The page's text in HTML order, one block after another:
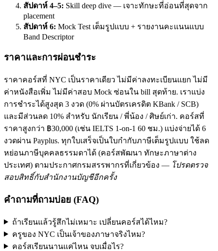
สัปดาห์ 4–5: Skill deep dive — เจาะทักษะที่อ่อนที่สุดจาก
placement
สัปดาห์ 6: Mock Test เต็มรูปแบบ + รายงานคะแนนแบบ
Band Descriptor
ราคาและการผ่อนชำระ
ราคาคอร์สที่ NYC เป็นราคาเดียว ไม่มีค่าลงทะเบียนแยก ไม่มี
ค่าหนังสือเพิ่ม ไม่มีค่าสอบ Mock ซ่อนใน bill สุดท้าย. เราแบ่ง
การชำระได้สูงสุด 3 งวด (0% ผ่านบัตรเครดิต KBank / SCB)
และมีส่วนลด 10% สำหรับ นักเรียน / พี่น้อง / ศิษย์เก่า. คอร์สที่
ราคาสูงกว่า ฿30,000 (เช่น IELTS 1-on-1 60 ชม.) แบ่งจ่ายได้ 6
งวดผ่าน Payplus. ทุกใบเสร็จเป็นใบกำกับภาษีเต็มรูปแบบ ใช้ลด
หย่อนภาษีบุคคลธรรมดาได้ (คอร์สพัฒนา ทักษะภาษาต่าง
ประเทศ) ตามประกาศกรมสรรพากรที่เกี่ยวข้อง — โปรดตรวจ
สอบสิทธิ์กับสำนักงานบัญชีอีกครั้ง
คำถามที่ถามบ่อย (FAQ)
ถ้าเรียนแล้วรู้สึกไม่เหมาะ เปลี่ยนคอร์สได้ไหม?
ครูของ NYC เป็นเจ้าของภาษาจริงไหม?
คอร์สเรียนนานแค่ไหน จบเมื่อไร?